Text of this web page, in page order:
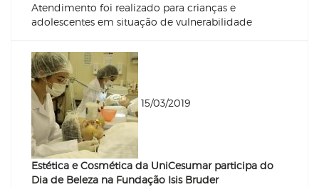
Atendimento foi realizado para crianças e
adolescentes em situação de vulnerabilidade
15/03/2019
Estética e Cosmética da UniCesumar participa do
Dia de Beleza na Fundação Isis Bruder